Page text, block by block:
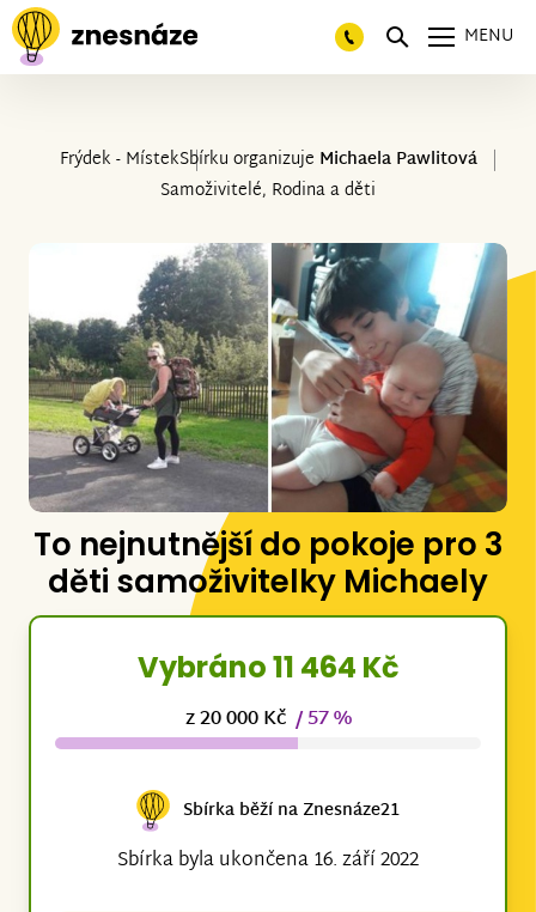
MENU
Frýdek - MístekSbírku organizuje Michaela Pawlitová
Samoživitelé, Rodina a děti
To nejnutnější do pokoje pro 3
děti samoživitelky Michaely
Vybráno 11 464 Kč
z 20 000 Kč / 57 %
Sbírka běží na Znesnáze21
Sbírka byla ukončena 16. září 2022